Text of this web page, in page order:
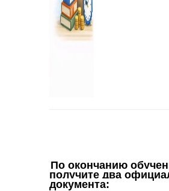
По окончанию
получите два
документа: